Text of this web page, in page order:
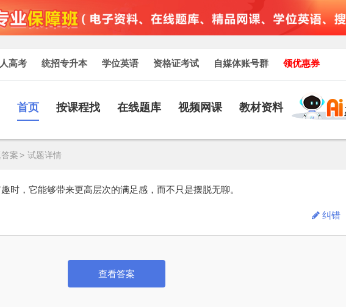
高考 统招专升本 学位英语 资格证考试 自媒体账号群 领优惠券
首页 按课程找 在线题库 视频网课 教材资料
案> 试题详情
时，它能够带来更高层次的满足感，而不只是摆脱无聊。
纠错
查看答案